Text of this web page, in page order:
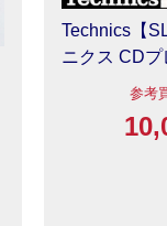
Technics【
ニクス CDプ
参考